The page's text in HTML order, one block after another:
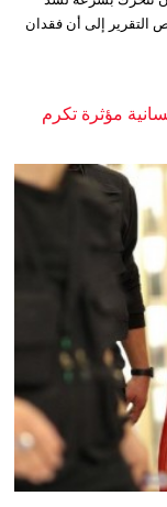
التقرير إلى أن فقدان
مؤثرة تكرم